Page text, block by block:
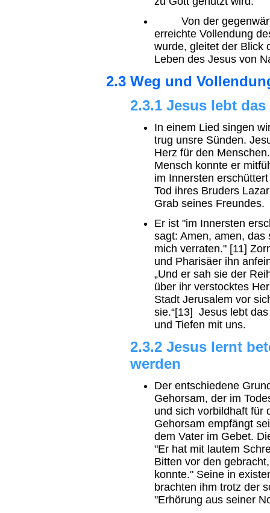
Von der
erreichte Vollendung
wurde, gleitet der Blick
Leben des Jesus von
2.3 Weg und
2.3.1 Jesus lebt
In einem Lied singen
trug unsre Sünden.
Herz für den
Mensch konnte er
im Innersten
Tod ihres Bruders
Grab seines Freundes.
Er ist "im Innersten
sagt: Amen, amen,
mich verraten." [11]
und Pharisäer ihn
„Und er sah sie der
über ihr verstocktes
Stadt Jerusalem vor
sie.“[13] Jesus lebt
und Tiefen mit uns.
2.3.2 Jesus lernt
werden
Der entschiedene
Gehorsam, der im
und sich vorbildhaft für
Gehorsam empfängt
dem Vater im Gebet.
"Er hat mit lautem
Bitten vor den
konnte." Seine in
brachten ihm trotz der
"Erhörung aus seiner